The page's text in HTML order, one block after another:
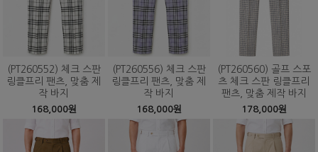
(PT260552) 체크 스판
링클프리 팬츠, 맞춤 제
작 바지
168,000원
(PT260556) 체크 스판
링클프리 팬츠, 맞춤 제
작 바지
168,000원
(PT260560) 골프 스포
츠 체크 스판 링클프리
팬츠, 맞춤 제작 바지
178,000원